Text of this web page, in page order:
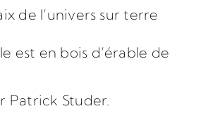
de l’univers sur terre
est en bois d’érable de
Patrick Studer.